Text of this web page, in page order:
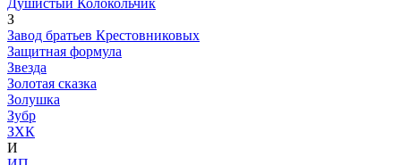
Душистый Колокольчик
З
Завод братьев Крестовниковых
Защитная формула
Звезда
Золотая сказка
Золушка
Зубр
ЗХК
И